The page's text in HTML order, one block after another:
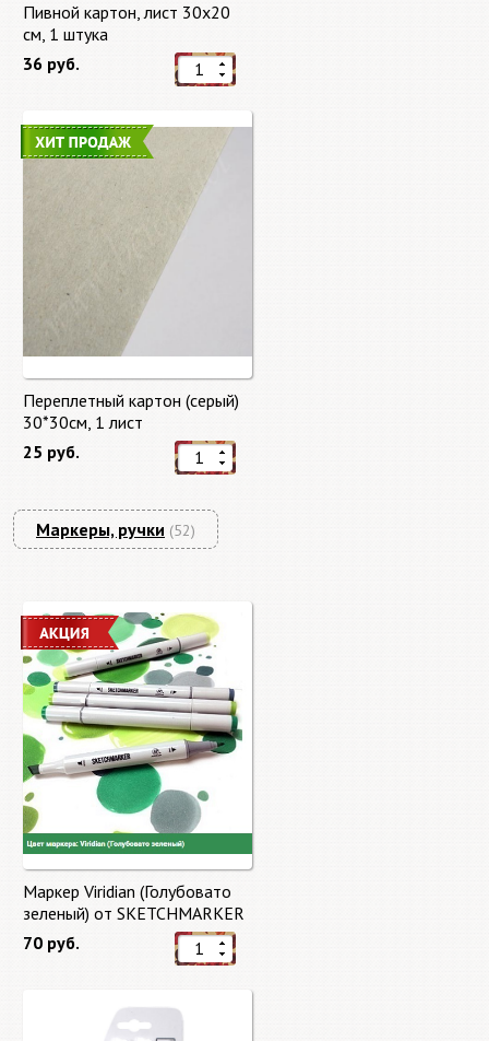
Пивной картон, лист 30х20
cм, 1 штука
36 руб.
Переплетный картон (серый)
30*30см, 1 лист
25 руб.
Маркеры, ручки (52)
Маркер Viridian (Голубовато
зеленый) от SKETCHMARKER
70 руб.